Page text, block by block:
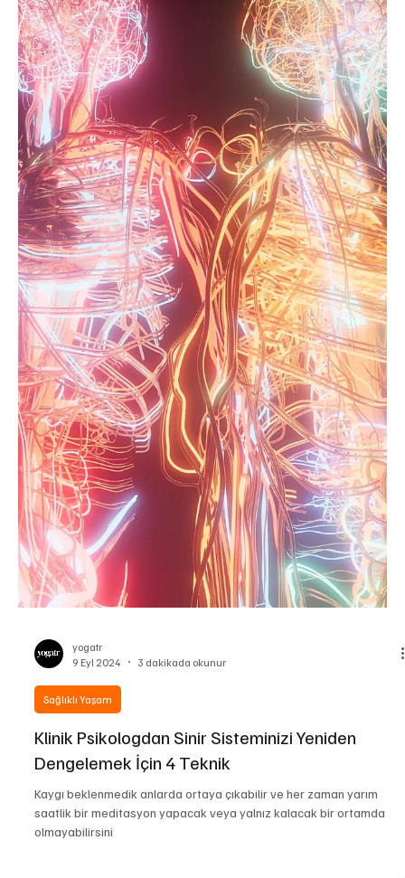
yogatr
10 Eyl 2024
3 dakikada okunur
Yoga
Yoganın Zihne İyi Geldiğine Dair 10 Kanıt
sayesinde stres yönetiminde etkilidir. Yoga, anksiyete
bozukluklarıyla mücad